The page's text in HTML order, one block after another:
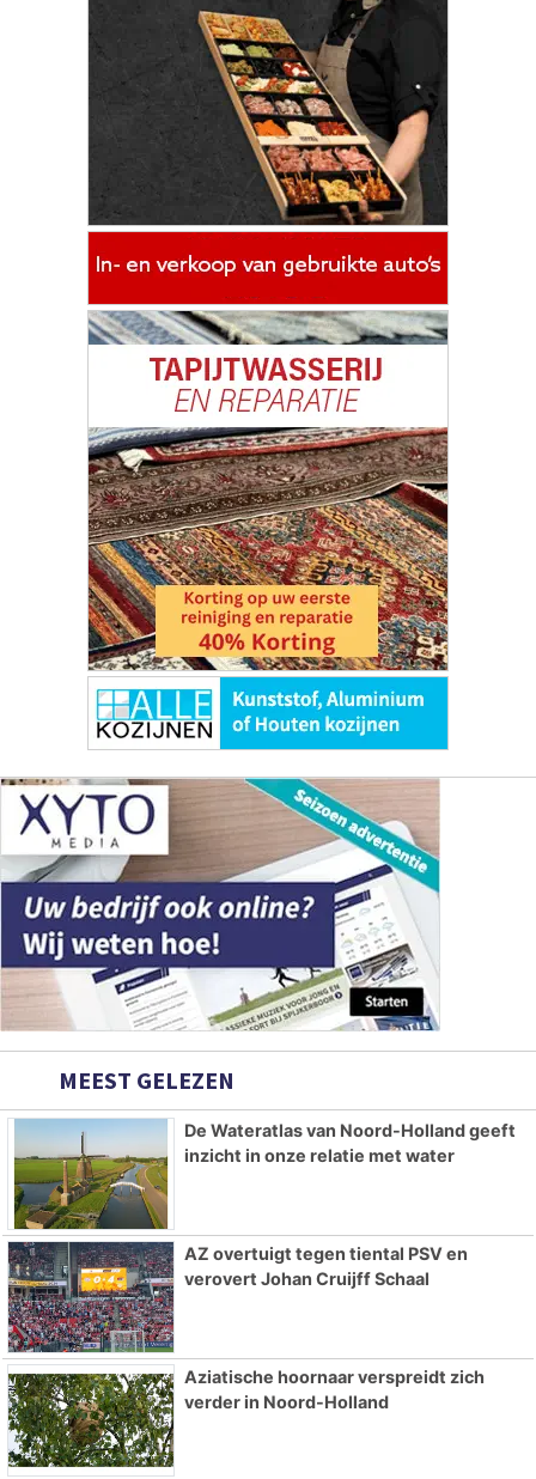
MEEST GELEZEN
De Wateratlas van Noord-Holland geeft
inzicht in onze relatie met water
AZ overtuigt tegen tiental PSV en
verovert Johan Cruijff Schaal
Aziatische hoornaar verspreidt zich
verder in Noord-Holland